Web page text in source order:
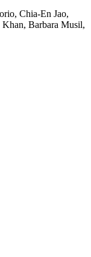
Chia-En Jao,
Barbara Musil,